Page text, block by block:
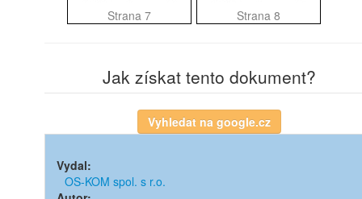
Strana 7 Strana 8
Jak získat tento dokument?
Vydal:
OS-KOM spol. s r.o.